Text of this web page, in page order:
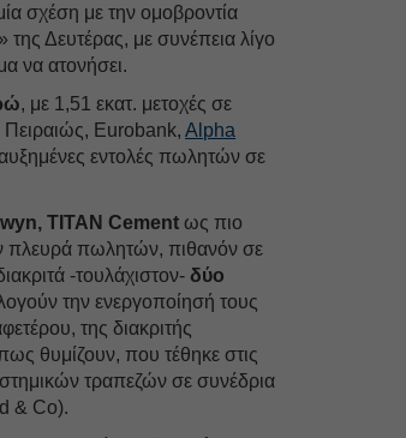
σχέση με την ομοβροντία
Δευτέρας, με συνέπεια λίγο
να ατονήσει.
, με 1,51 εκατ. μετοχές σε
Πειραιώς, Eurobank,Alpha
εντολές πωλητών σε
TITAN Cement ως πιο
πλευρά πωλητών, πιθανόν σε
-τουλάχιστον-δύο
την ενεργοποίησή τους
της διακριτής
θυμίζουν, που τέθηκε στις
τραπεζών σε συνέδρια
& Co).